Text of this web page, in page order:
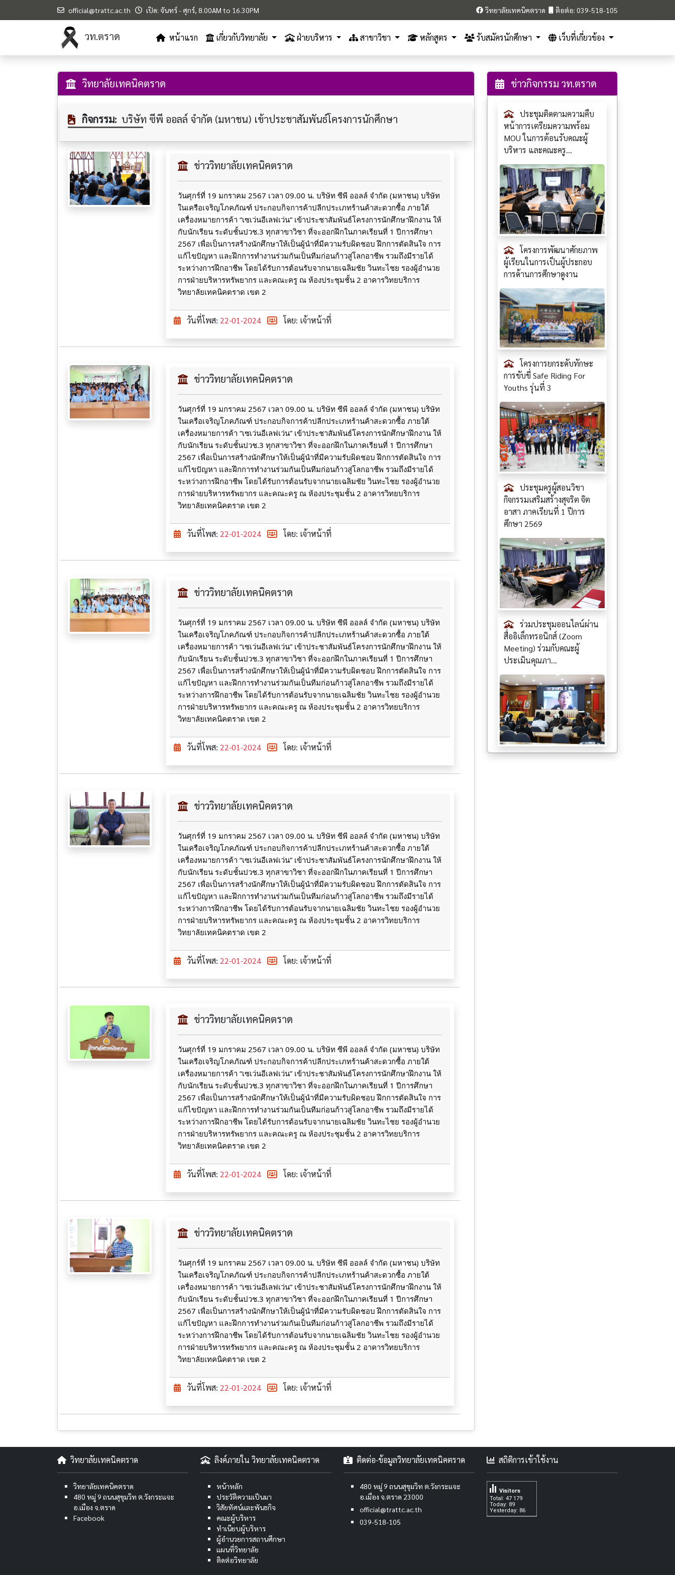
official@trattc.ac.th เปิด: จันทร์ - ศุกร์, 8.00AM to 16.30PM วิทยาลัยเทคนิคตราด ติอต่อ: 039-518-105
วท.ตราด หน้าแรก เกี่ยวกับวิทยาลัย ฝ่ายบริหาร สาขาวิชา หลักสูตร รับสมัครนักศึกษา เว็บที่เกี่ยวข้อง
วิทยาลัยเทคนิคตราด
กิจกรรม: บริษัท ซีพี ออลล์ จำกัด (มหาชน) เข้าประชาสัมพันธ์โครงการนักศึกษา
ข่าววิทยาลัยเทคนิคตราด
วันศุกร์ที่ 19 มกราคม 2567 เวลา 09.00 น. บริษัท ซีพี ออลล์ จำกัด (มหาชน) บริษัท
ในเครือเจริญโภคภัณฑ์ ประกอบกิจการค้าปลีกประเภทร้านค้าสะดวกซื้อ ภายใต้
เครื่องหมายการค้า “เซเว่นอีเลฟเว่น” เข้าประชาสัมพันธ์โครงการนักศึกษาฝึกงาน ให้
กับนักเรียน ระดับชั้นปวช.3 ทุกสาขาวิชา ที่จะออกฝึกในภาคเรียนที่ 1 ปีการศึกษา
2567 เพื่อเป็นการสร้างนักศึกษาให้เป็นผู้นำที่มีความรับผิดชอบ ฝึกการตัดสินใจ การ
แก้ไขปัญหา และฝึกการทำงานร่วมกันเป็นทีมก่อนก้าวสู่โลกอาชีพ รวมถึงมีรายได้
ระหว่างการฝึกอาชีพโดยได้รับการต้อนรับจากนายเฉลิมชัย วินทะไชย รองผู้อำนวย
การฝ่ายบริหารทรัพยากร และคณะครู ณ ห้องประชุมชั้น 2 อาคารวิทยบริการ
วิทยาลัยเทคนิคตราด เขต 2
วันที่โพส: 22-01-2024 โดย: เจ้าหน้าที่
ข่าววิทยาลัยเทคนิคตราด
วันศุกร์ที่ 19 มกราคม 2567 เวลา 09.00 น. บริษัท ซีพี ออลล์ จำกัด (มหาชน) บริษัท
ในเครือเจริญโภคภัณฑ์ ประกอบกิจการค้าปลีกประเภทร้านค้าสะดวกซื้อ ภายใต้
เครื่องหมายการค้า “เซเว่นอีเลฟเว่น” เข้าประชาสัมพันธ์โครงการนักศึกษาฝึกงาน ให้
กับนักเรียน ระดับชั้นปวช.3 ทุกสาขาวิชา ที่จะออกฝึกในภาคเรียนที่ 1 ปีการศึกษา
2567 เพื่อเป็นการสร้างนักศึกษาให้เป็นผู้นำที่มีความรับผิดชอบ ฝึกการตัดสินใจ การ
แก้ไขปัญหา และฝึกการทำงานร่วมกันเป็นทีมก่อนก้าวสู่โลกอาชีพ รวมถึงมีรายได้
ระหว่างการฝึกอาชีพโดยได้รับการต้อนรับจากนายเฉลิมชัย วินทะไชย รองผู้อำนวย
การฝ่ายบริหารทรัพยากร และคณะครู ณ ห้องประชุมชั้น 2 อาคารวิทยบริการ
วิทยาลัยเทคนิคตราด เขต 2
วันที่โพส: 22-01-2024 โดย: เจ้าหน้าที่
ข่าววิทยาลัยเทคนิคตราด
วันศุกร์ที่ 19 มกราคม 2567 เวลา 09.00 น. บริษัท ซีพี ออลล์ จำกัด (มหาชน) บริษัท
ในเครือเจริญโภคภัณฑ์ ประกอบกิจการค้าปลีกประเภทร้านค้าสะดวกซื้อ ภายใต้
เครื่องหมายการค้า “เซเว่นอีเลฟเว่น” เข้าประชาสัมพันธ์โครงการนักศึกษาฝึกงาน ให้
กับนักเรียน ระดับชั้นปวช.3 ทุกสาขาวิชา ที่จะออกฝึกในภาคเรียนที่ 1 ปีการศึกษา
2567 เพื่อเป็นการสร้างนักศึกษาให้เป็นผู้นำที่มีความรับผิดชอบ ฝึกการตัดสินใจ การ
แก้ไขปัญหา และฝึกการทำงานร่วมกันเป็นทีมก่อนก้าวสู่โลกอาชีพ รวมถึงมีรายได้
ระหว่างการฝึกอาชีพโดยได้รับการต้อนรับจากนายเฉลิมชัย วินทะไชย รองผู้อำนวย
การฝ่ายบริหารทรัพยากร และคณะครู ณ ห้องประชุมชั้น 2 อาคารวิทยบริการ
วิทยาลัยเทคนิคตราด เขต 2
วันที่โพส: 22-01-2024 โดย: เจ้าหน้าที่
ข่าววิทยาลัยเทคนิคตราด
วันศุกร์ที่ 19 มกราคม 2567 เวลา 09.00 น. บริษัท ซีพี ออลล์ จำกัด (มหาชน) บริษัท
ในเครือเจริญโภคภัณฑ์ ประกอบกิจการค้าปลีกประเภทร้านค้าสะดวกซื้อ ภายใต้
เครื่องหมายการค้า “เซเว่นอีเลฟเว่น” เข้าประชาสัมพันธ์โครงการนักศึกษาฝึกงาน ให้
กับนักเรียน ระดับชั้นปวช.3 ทุกสาขาวิชา ที่จะออกฝึกในภาคเรียนที่ 1 ปีการศึกษา
2567 เพื่อเป็นการสร้างนักศึกษาให้เป็นผู้นำที่มีความรับผิดชอบ ฝึกการตัดสินใจ การ
แก้ไขปัญหา และฝึกการทำงานร่วมกันเป็นทีมก่อนก้าวสู่โลกอาชีพ รวมถึงมีรายได้
ระหว่างการฝึกอาชีพโดยได้รับการต้อนรับจากนายเฉลิมชัย วินทะไชย รองผู้อำนวย
การฝ่ายบริหารทรัพยากร และคณะครู ณ ห้องประชุมชั้น 2 อาคารวิทยบริการ
วิทยาลัยเทคนิคตราด เขต 2
วันที่โพส: 22-01-2024 โดย: เจ้าหน้าที่
ข่าววิทยาลัยเทคนิคตราด
วันศุกร์ที่ 19 มกราคม 2567 เวลา 09.00 น. บริษัท ซีพี ออลล์ จำกัด (มหาชน) บริษัท
ในเครือเจริญโภคภัณฑ์ ประกอบกิจการค้าปลีกประเภทร้านค้าสะดวกซื้อ ภายใต้
เครื่องหมายการค้า “เซเว่นอีเลฟเว่น” เข้าประชาสัมพันธ์โครงการนักศึกษาฝึกงาน ให้
กับนักเรียน ระดับชั้นปวช.3 ทุกสาขาวิชา ที่จะออกฝึกในภาคเรียนที่ 1 ปีการศึกษา
2567 เพื่อเป็นการสร้างนักศึกษาให้เป็นผู้นำที่มีความรับผิดชอบ ฝึกการตัดสินใจ การ
แก้ไขปัญหา และฝึกการทำงานร่วมกันเป็นทีมก่อนก้าวสู่โลกอาชีพ รวมถึงมีรายได้
ระหว่างการฝึกอาชีพโดยได้รับการต้อนรับจากนายเฉลิมชัย วินทะไชย รองผู้อำนวย
การฝ่ายบริหารทรัพยากร และคณะครู ณ ห้องประชุมชั้น 2 อาคารวิทยบริการ
วิทยาลัยเทคนิคตราด เขต 2
วันที่โพส: 22-01-2024 โดย: เจ้าหน้าที่
ข่าววิทยาลัยเทคนิคตราด
วันศุกร์ที่ 19 มกราคม 2567 เวลา 09.00 น. บริษัท ซีพี ออลล์ จำกัด (มหาชน) บริษัท
ในเครือเจริญโภคภัณฑ์ ประกอบกิจการค้าปลีกประเภทร้านค้าสะดวกซื้อ ภายใต้
เครื่องหมายการค้า “เซเว่นอีเลฟเว่น” เข้าประชาสัมพันธ์โครงการนักศึกษาฝึกงาน ให้
กับนักเรียน ระดับชั้นปวช.3 ทุกสาขาวิชา ที่จะออกฝึกในภาคเรียนที่ 1 ปีการศึกษา
2567 เพื่อเป็นการสร้างนักศึกษาให้เป็นผู้นำที่มีความรับผิดชอบ ฝึกการตัดสินใจ การ
แก้ไขปัญหา และฝึกการทำงานร่วมกันเป็นทีมก่อนก้าวสู่โลกอาชีพ รวมถึงมีรายได้
ระหว่างการฝึกอาชีพโดยได้รับการต้อนรับจากนายเฉลิมชัย วินทะไชย รองผู้อำนวย
การฝ่ายบริหารทรัพยากร และคณะครู ณ ห้องประชุมชั้น 2 อาคารวิทยบริการ
วิทยาลัยเทคนิคตราด เขต 2
วันที่โพส: 22-01-2024 โดย: เจ้าหน้าที่
ข่าวกิจกรรม วท.ตราด
ประชุมติดตามความคืบ
หน้าการเตรียมความพร้อม
MOU ในการต้อนรับคณะผู้
บริหาร และคณะครู...
โครงการพัฒนาศักยภาพ
ผู้เรียนในการเป็นผู้ประกอบ
การด้านการศึกษาดูงาน
โครงการยกระดับทักษะ
การขับขี่ Safe Riding For
Youths รุ่นที่ 3
ประชุมครูผู้สอนวิชา
กิจกรรมเสริมสร้างสุจริต จิต
อาสา ภาคเรียนที่ 1 ปีการ
ศึกษา 2569
ร่วมประชุมออนไลน์ผ่าน
สื่ออิเล็กทรอนิกส์ (Zoom
Meeting) ร่วมกับคณะผู้
ประเมินคุณภา...
วิทยาลัยเทคนิคตราด
วิทยาลัยเทคนิคตราด
480 หมู่ 9 ถนนสุขุมวิท ต.วังกระแจะ
อ.เมือง จ.ตราด
Facebook
ลิงค์ภายใน วิทยาลัยเทคนิคตราด
หน้าหลัก
ประวัติความเป็นมา
วิสัยทัศน์และพันธกิจ
คณะผู้บริหาร
ทำเนียบผู้บริหาร
ผู้อำนวยการสถานศึกษา
แผนที่วิทยาลัย
ติดต่อวิทยาลัย
ติดต่อ-ข้อมูลวิทยาลัยเทคนิคตราด
480 หมู่ 9 ถนนสุขุมวิท ต.วังกระแจะ
อ.เมือง จ.ตราด 23000
official@trattc.ac.th
039-518-105
สถิติการเข้าใช้งาน
Total: 47 179
Today: 89
Yesterday: 86
Visitors